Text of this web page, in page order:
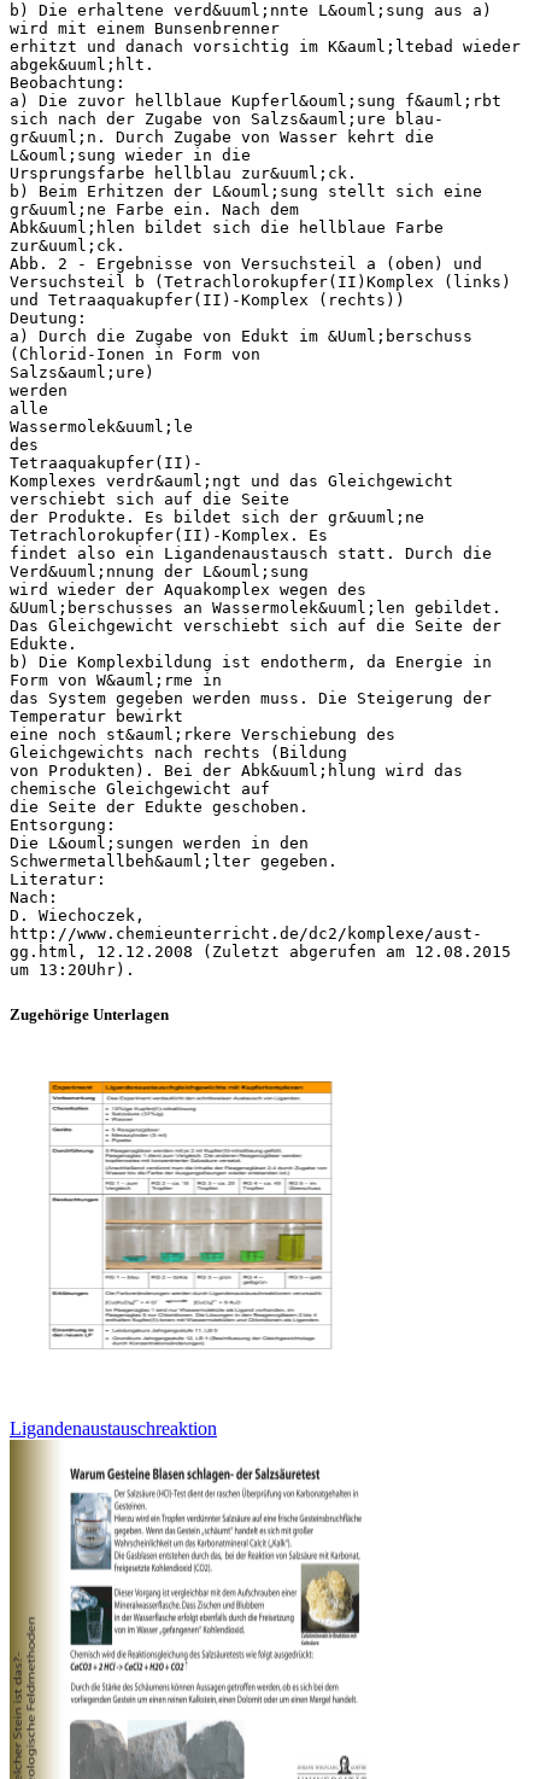
b) Die erhaltene verd&uuml;nnte L&ouml;sung aus a)
wird mit einem Bunsenbrenner
erhitzt und danach vorsichtig im K&auml;ltebad wieder
abgek&uuml;hlt.
Beobachtung:
a) Die zuvor hellblaue Kupferl&ouml;sung f&auml;rbt
sich nach der Zugabe von Salzs&auml;ure blau-
gr&uuml;n. Durch Zugabe von Wasser kehrt die
L&ouml;sung wieder in die
Ursprungsfarbe hellblau zur&uuml;ck.
b) Beim Erhitzen der L&ouml;sung stellt sich eine
gr&uuml;ne Farbe ein. Nach dem
Abk&uuml;hlen bildet sich die hellblaue Farbe
zur&uuml;ck.
Abb. 2 - Ergebnisse von Versuchsteil a (oben) und
Versuchsteil b (Tetrachlorokupfer(II)Komplex (links)
und Tetraaquakupfer(II)-Komplex (rechts))
Deutung:
a) Durch die Zugabe von Edukt im &Uuml;berschuss
(Chlorid-Ionen in Form von
Salzs&auml;ure)
werden
alle
Wassermolek&uuml;le
des
Tetraaquakupfer(II)-
Komplexes verdr&auml;ngt und das Gleichgewicht
verschiebt sich auf die Seite
der Produkte. Es bildet sich der gr&uuml;ne
Tetrachlorokupfer(II)-Komplex. Es
findet also ein Ligandenaustausch statt. Durch die
Verd&uuml;nnung der L&ouml;sung
wird wieder der Aquakomplex wegen des
&Uuml;berschusses an Wassermolek&uuml;len gebildet.
Das Gleichgewicht verschiebt sich auf die Seite der
Edukte.
b) Die Komplexbildung ist endotherm, da Energie in
Form von W&auml;rme in
das System gegeben werden muss. Die Steigerung der
Temperatur bewirkt
eine noch st&auml;rkere Verschiebung des
Gleichgewichts nach rechts (Bildung
von Produkten). Bei der Abk&uuml;hlung wird das
chemische Gleichgewicht auf
die Seite der Edukte geschoben.
Entsorgung:
Die L&ouml;sungen werden in den
Schwermetallbeh&auml;lter gegeben.
Literatur:
Nach:
D. Wiechoczek,
http://www.chemieunterricht.de/dc2/komplexe/aust-
gg.html, 12.12.2008 (Zuletzt abgerufen am 12.08.2015
Zugehörige Unterlagen
Ligandenaustauschreaktion